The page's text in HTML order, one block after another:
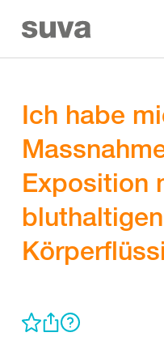
Ich habe
Exposition
bluthaltigen